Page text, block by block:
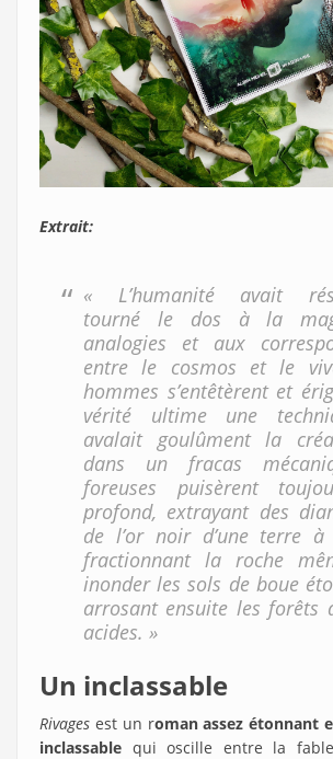
Extrait:
« L’humanité avait
tourné le dos à la
analogies et aux
entre le cosmos et le
hommes s’entêtèrent et
vérité ultime une
avalait goulûment la
dans un fracas
foreuses puisèrent
profond, extrayant des
de l’or noir d’une terre à
fractionnant la roche
inonder les sols de boue
arrosant ensuite les forêts
acides. »
Un inclassable
Rivages est un roman assez étonnant
inclassable qui oscille entre la